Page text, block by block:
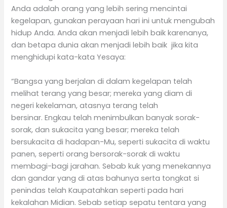
Anda adalah orang yang lebih sering mencintai
kegelapan, gunakan perayaan hari ini untuk mengubah
hidup Anda. Anda akan menjadi lebih baik karenanya,
dan betapa dunia akan menjadi lebih baik jika kita
menghidupi kata-kata Yesaya:
“Bangsa yang berjalan di dalam kegelapan telah
melihat terang yang besar; mereka yang diam di
negeri kekelaman, atasnya terang telah
bersinar. Engkau telah menimbulkan banyak sorak-
sorak, dan sukacita yang besar; mereka telah
bersukacita di hadapan-Mu, seperti sukacita di waktu
panen, seperti orang bersorak-sorak di waktu
membagi-bagi jarahan. Sebab kuk yang menekannya
dan gandar yang di atas bahunya serta tongkat si
penindas telah Kaupatahkan seperti pada hari
kekalahan Midian. Sebab setiap sepatu tentara yang